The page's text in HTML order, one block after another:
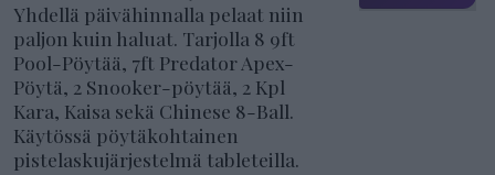
Yhdellä päivähinnalla pelaat niin
paljon kuin haluat. Tarjolla 8 9ft
Pool-Pöytää, 7ft Predator Apex-
Pöytä, 2 Snooker-pöytää, 2 Kpl
Kara, Kaisa sekä Chinese 8-Ball.
Käytössä pöytäkohtainen
pistelaskujärjestelmä tableteilla.